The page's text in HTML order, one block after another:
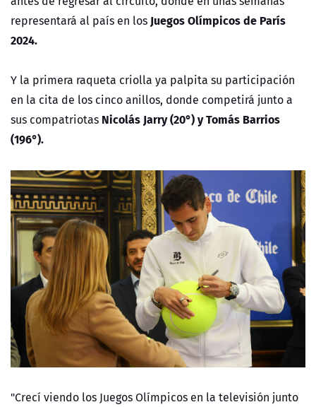
representará al país en losJuegos Olímpicos de París
2024.
Y la primera raqueta criolla ya palpita su participación
en la cita de los cinco anillos, donde competirá junto a
sus compatriotas Nicolás Jarry (20°) y Tomás Barrios
(196°).
"Crecí viendo los Juegos Olímpicos en la televisión junto